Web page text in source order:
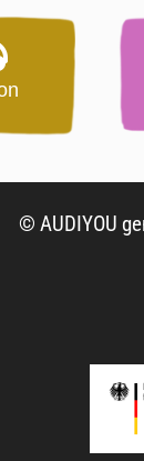
© AUDIYOU